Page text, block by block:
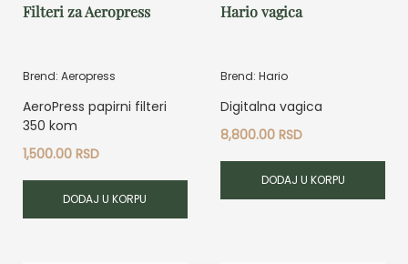
Filteri za Aeropress
Brend: Aeropress
AeroPress papirni filteri
350 kom
1,500.00 RSD
DODAJ U KORPU
Hario vagica
Brend: Hario
Digitalna vagica
8,800.00RSD
DODAJ U KORPU